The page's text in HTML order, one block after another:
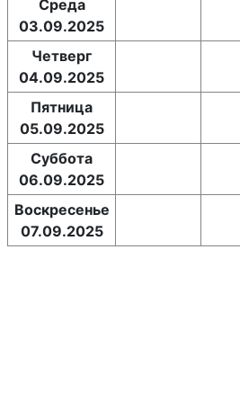
Среда
03.09.2025
Четверг
04.09.2025
Пятница
05.09.2025
Суббота
06.09.2025
Воскресенье
07.09.2025